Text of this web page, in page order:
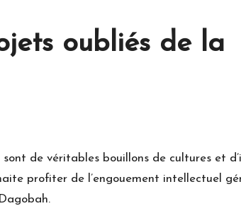
oubliés de la
de véritables bouillons de cultures et
profiter de l’engouement intellectuel